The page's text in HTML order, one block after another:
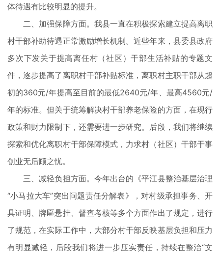
体待遇有比较明显的提升。
二、加强保障方面。我县一直在积极探索建立提高离职
村干部补助待遇正常激励增长机制。近些年来，县委县政府
多次下发关于提高离任村（社区）干部生活补贴的专题文
件，逐步提高了离职村干部补贴标准，离职村主职干部从超
初的360元/年提高至目前的最低2640元/年、最高4560元/
年的标准。但关于统筹解决村干部养老保险的方面，在现行
政策和财力限制下，还需要进一步研究。后段，我们将继续
探索和优化离职村干部保障模式，力求村（社区）干部干事
创业无后顾之忧。
三、减轻负担方面。今年出台的《平江县整治基层治理
“小马拉大车”突出问题责任分解表》，对村级承担事务、开
具证明、牌匾悬挂、督查考核等多个方面作出了规定，进行
了规范，在实际工作中，大部分村干部反映基层负担和压力
有明显减轻，后段我们将进一步压实责任，持续在整治“文